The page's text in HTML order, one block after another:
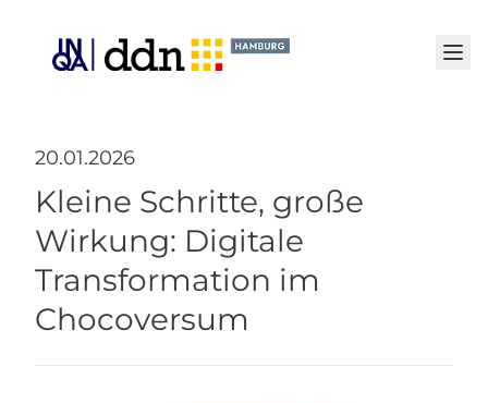
20.01.2026
Kleine Schritte, große
Wirkung: Digitale
Transformation im
Chocoversum